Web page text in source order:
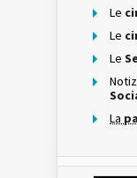
Le
Le
Le
La